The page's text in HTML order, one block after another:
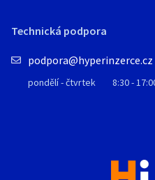
Technická podpora
podpora@hyperinzerce.cz
pondělí - čtvrtek 8:30 -